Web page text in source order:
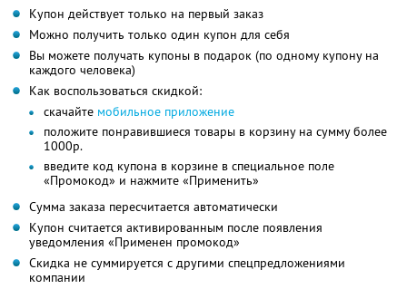
Купон действует только на первый заказ
Можно получить только один купон для себя
Вы можете получать купоны в подарок (по одному купону на
каждого человека)
Как воспользоваться скидкой:
скачайте мобильное приложение
положите понравившиеся товары в корзину на сумму более
1000р.
введите код купона в корзине в специальное поле
«Промокод» и нажмите «Применить»
Сумма заказа пересчитается автоматически
Купон считается активированным после появления
уведомления «Применен промокод»
Скидка не суммируется с другими спецпредложениями
компании